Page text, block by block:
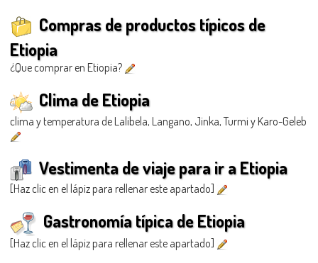
Compras de productos típicos de
Etiopia
¿Que comprar en Etiopia?
Clima de Etiopia
clima y temperatura de Lalibela, Langano, Jinka, Turmi y Karo-Geleb
Vestimenta de viaje para ir a Etiopia
[Haz clic en el lápiz para rellenar este apartado]
Gastronomía típica de Etiopia
[Haz clic en el lápiz para rellenar este apartado]